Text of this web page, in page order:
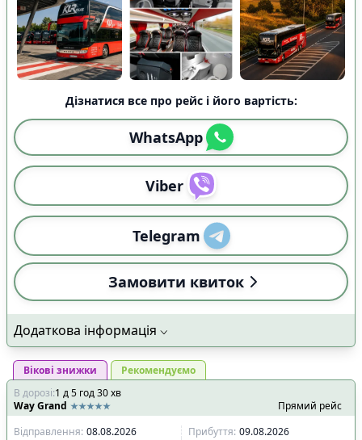
Дізнатися все про рейс і його вартість:
WhatsApp
Viber
Telegram
Замовити квиток
Додаткова інформація
Вікові знижки
Рекомендуємо
В дорозі:1 д5 год30хв
Way Grand
Прямий рейс
Відправлення: 08.08.2026 Прибуття: 09.08.2026